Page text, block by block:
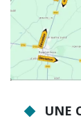
transition
Sarthe
UNE